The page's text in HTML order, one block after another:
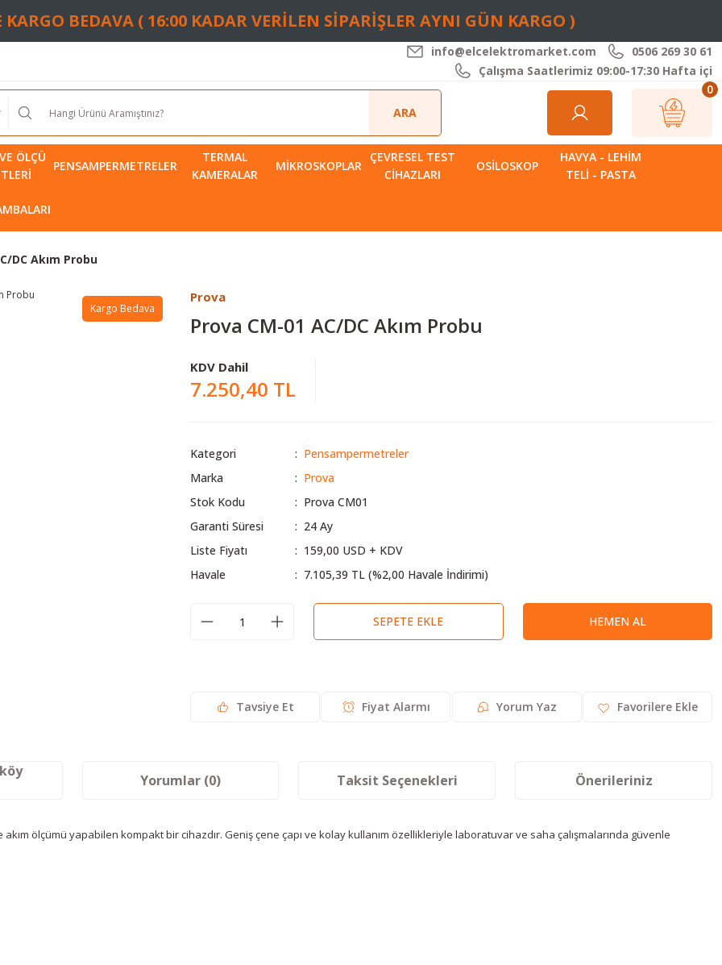
KARGO BEDAVA ( 16:00 KADAR VERİLEN SİPARİŞLER AYNI GÜN KARGO )
info@elcelektromarket.com
0506 269 30 61
Çalışma Saatlerimiz 09:00-17:30 Hafta içi
ARA
0
ÖLÇÜ
PENSAMPERMETRELER
TERMAL
KAMERALAR
MIKROSKOPLAR
ÇEVRESEL TEST
CIHAZLARI
OSILOSKOP
HAVYA - LEHIM
TELI - PASTA
DC Akım Probu
Kargo Bedava
Prova
Prova CM-01 AC/DC Akım Probu
KDV Dahil
7.250,40 TL
Kategori
Pensampermetreler
Marka
Prova
Stok Kodu
Prova CM01
Garanti Süresi
24 Ay
Liste Fiyatı
159,00 USD + KDV
Havale
7.105,39 TL (%2,00 Havale İndirimi)
SEPETE EKLE HEMEN AL
Tavsiye Et Fiyat Alarmı Yorum Yaz
Yorumlar (0) Taksit Seçenekleri Önerileriniz
ölçümü yapabilen kompakt bir cihazdır. Geniş çene çapı ve kolay kullanım özellikleriyle laboratuvar ve saha çalışmalarında güvenle